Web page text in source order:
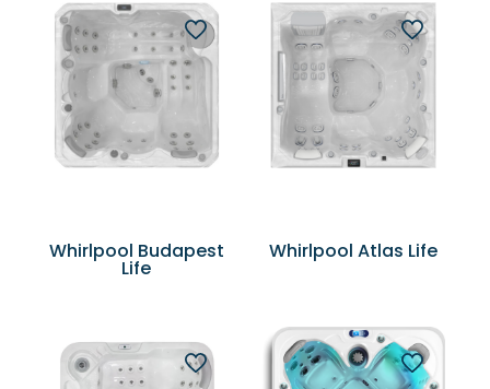
Whirlpool Budapest
Life
Whirlpool Atlas Life